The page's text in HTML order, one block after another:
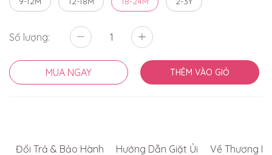
Số lượng:
MUA NGAY THÊM VÀO GIỎ
Đổi Trả & Bảo Hành Hướng Dẫn Giặt Ủi Về Thương